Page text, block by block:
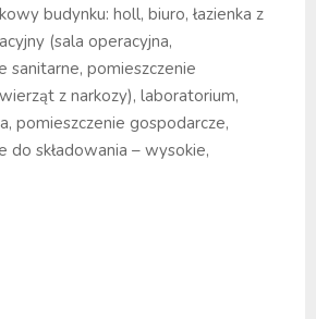
budynku: holl, biuro, łazienka z
(sala operacyjna,
sanitarne, pomieszczenie
z narkozy), laboratorium,
pomieszczenie gospodarcze,
do składowania – wysokie,